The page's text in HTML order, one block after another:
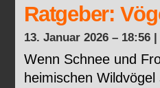
Ratgeber:
13. Januar 2026 – 18:56 |
Wenn Schnee und
heimischen